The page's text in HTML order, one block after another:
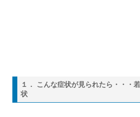
１． こんな症状が見られたら・・・
状